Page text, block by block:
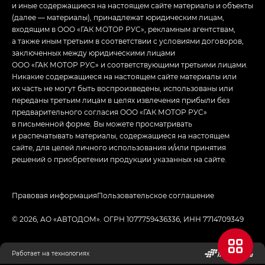
и иные содержащиеся на настоящем сайте материалы и объекты
(далее — материалы), принадлежат юридическим лицам,
входящим в ООО «ГАК МОТОР РУС», рекламным агентствам,
а также иным третьим в соответствии с условиями договоров,
заключенных между юридическими лицами
ООО «ГАК МОТОР РУС» и соответствующими третьими лицами.
Никакие содержащиеся на настоящем сайте материалы или
их часть не могут быть воспроизведены, использованы или
переданы третьим лицам в целях извлечения прибыли без
предварительного согласия ООО «ГАК МОТОР РУС»
в письменной форме. Вы можете просматривать
и распечатывать материалы, содержащиеся на настоящем
сайте, для целей личного использования и/или принятия
решений о приобретении продукции указанных на сайте.
© 2026, АО «АВТОДОМ». ОГРН 1077759436336, ИНН 7714709349
Правовая информацияПользовательское соглашение
Работает на технологиях